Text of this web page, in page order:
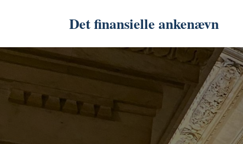
Det finansielle ankenævn